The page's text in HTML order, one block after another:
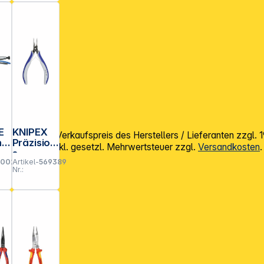
KNIPEX
Präzision
s-
Elektroni
k- Zange
rund
Artikel-
Nr.:
569389
Verkaufspreis des Herstellers / Lieferanten zzgl.
Alle Preise exkl. gesetzl. Mehrwertsteuer zzgl. Versandkosten.